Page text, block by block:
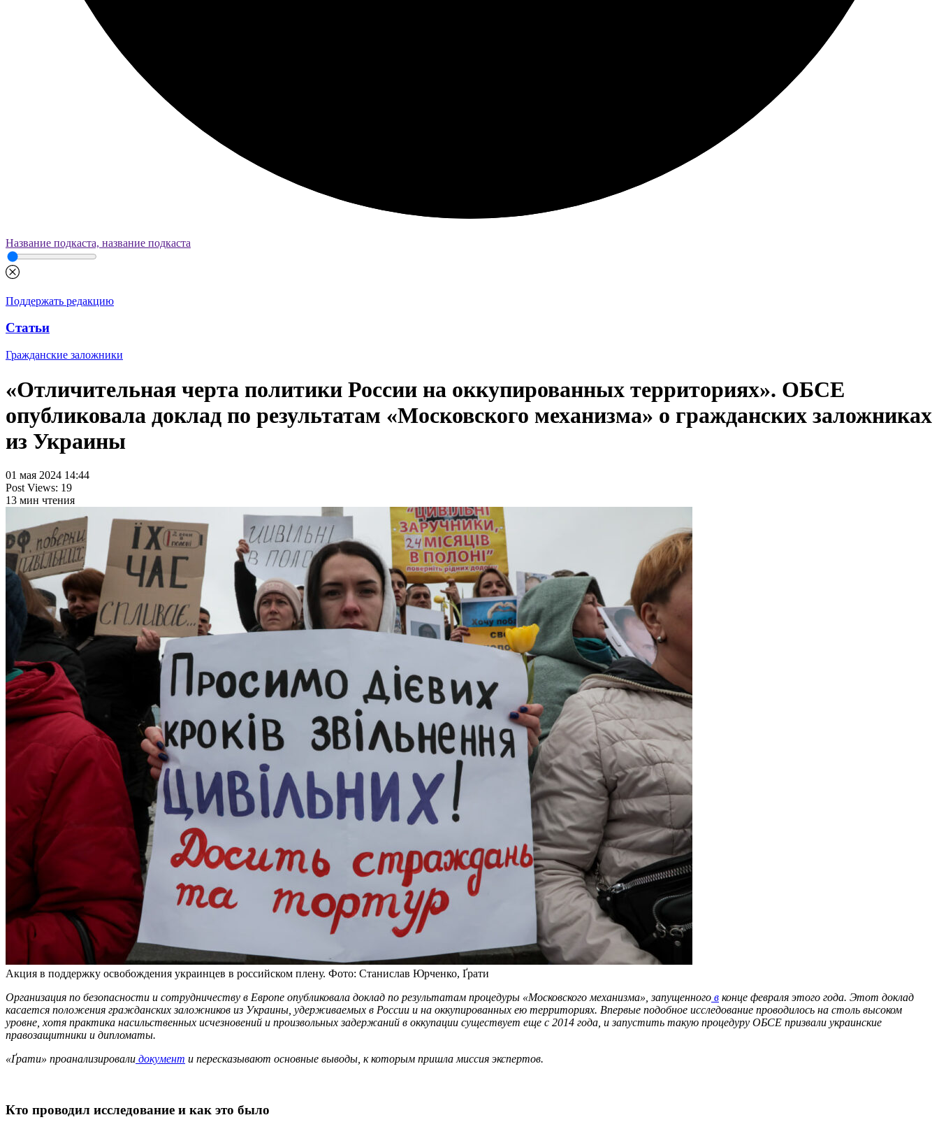
Название подкаста, название подкаста
Поддержать редакцию
Статьи
Гражданские заложники
«Отличительная черта политики России на оккупированных территориях». ОБСЕ
опубликовала доклад по результатам «Московского механизма» о гражданских заложниках
из Украины
01 мая 2024 14:44
Post Views: 19
13 мин чтения
Акция в поддержку освобождения украинцев в российском плену. Фото: Станислав Юрченко, Ґрати
Организация по безопасности и сотрудничеству в Европе опубликовала доклад по результатам процедуры «Московского механизма», запущенного в конце февраля этого года. Этот доклад
касается положения гражданских заложников из Украины, удерживаемых в России и на оккупированных ею территориях. Впервые подобное исследование проводилось на столь высоком
уровне, хотя практика насильственных исчезновений и произвольных задержаний в оккупации существует еще с 2014 года, и запустить такую процедуру ОБСЕ призвали украинские
правозащитники и дипломаты.
«Ґрати» проанализировали документ и пересказывают основные выводы, к которым пришла миссия экспертов.
Кто проводил исследование и как это было